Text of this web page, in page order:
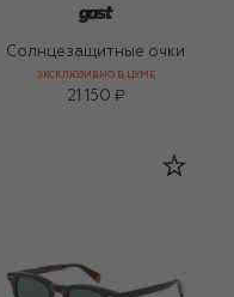
Солнцезащитные очки
ЭКСКЛЮЗИВНО В ЦУМЕ
21 150 ₽